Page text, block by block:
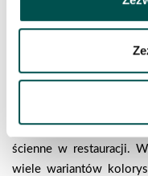
Marmur to bardzo
kamień. Nie prezentuje
czynników
nienasiąkliwość i jest
salonach,
publicznych – np. jako
ścienne w restauracji.
wiele wariantów